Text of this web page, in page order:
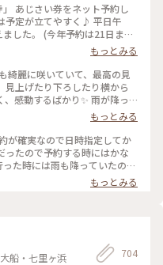
あじさい券をネット予約し
予定が立てやすく♪ 平日午
した。 (今年予約は21日ま
の山の斜面の「あじさい路」
約2500株とか！ 下からみても
しにみえる相模湾 長谷観音
じる豊かな緑にも癒されて…
所です😌 #鎌倉 #紫陽
もっとみる
綺麗に咲いていて、最高の見
見上げたり下ろしたり横から
感動するばかり✨ 雨が降っ
が鬱陶しいのですが紫陽花は
もっとみる
が確実なので日時指定してか
ったので予約する時にはかな
た時には雨も降っていたのに
ちという状態でした😱 あじ
じさいを見られる場所もあり
っとホラー😱 思っていたよ
花 #あじ
なごみ地蔵 #ひみつの絶景
もっとみる
船・七里ヶ浜
704